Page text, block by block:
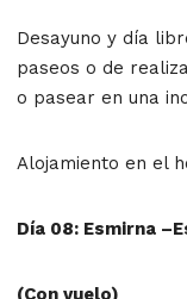
Desayuno y día
paseos o de
o pasear en una
Alojamiento en el
Día 08: Esmirna
(Con vuelo)